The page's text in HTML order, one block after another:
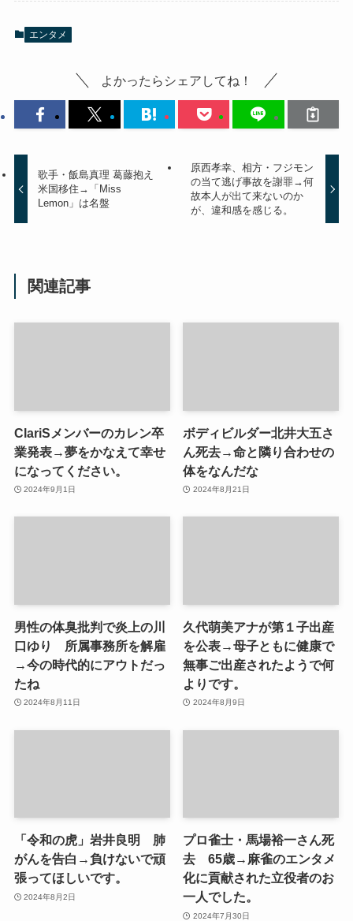
エンタメ
よかったらシェアしてね！
歌手・飯島真理 葛藤抱え
米国移住→「Miss
Lemon」は名盤
原西孝幸、相方・フジモン
の当て逃げ事故を謝罪→何
故本人が出て来ないのか
が、違和感を感じる。
関連記事
ClariSメンバーのカレン卒
業発表→夢をかなえて幸せ
になってください。
2024年9月1日
ボディビルダー北井大五さ
ん死去→命と隣り合わせの
体をなんだな
2024年8月21日
男性の体臭批判で炎上の川
口ゆり 所属事務所を解雇
→今の時代的にアウトだっ
たね
2024年8月11日
久代萌美アナが第１子出産
を公表→母子ともに健康で
無事ご出産されたようで何
よりです。
2024年8月9日
「令和の虎」岩井良明 肺
がんを告白→負けないで頑
張ってほしいです。
2024年8月2日
プロ雀士・馬場裕一さん死
去 65歳→麻雀のエンタメ
化に貢献された立役者のお
一人でした。
2024年7月30日